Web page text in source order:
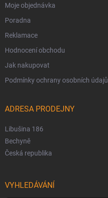
Moje objednávka
Poradna
Reklamace
Hodnocení obchodu
Jak nakupovat
Podmínky ochrany osobních údajů
ADRESA PRODEJNY
Libušina 186
Bechyně
Česká republika
VYHLEDÁVÁNÍ